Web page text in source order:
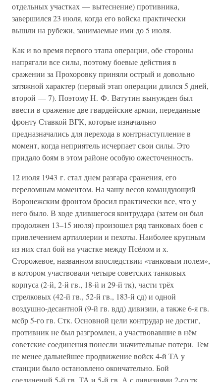
отдельных участках — вытеснение) противника,
завершился 23 июля, когда его войска практически
вышли на рубежи, занимаемые ими до 5 июля.
Как и во время первого этапа операции, обе стороны
напрягали все силы, поэтому боевые действия в
сражении за Прохоровку приняли острый и довольно
затяжной характер (первый этап операции длился 5 дней,
второй — 7). Поэтому Н. Ф. Ватутин вынужден был
ввести в сражение две гвардейские армии, переданные
фронту Ставкой ВГК, которые изначально
предназначались для перехода в контрнаступление в
момент, когда неприятель исчерпает свои силы. Это
придало боям в этом районе особую ожесточенность.
12 июля 1943 г. стал днем разгара сражения, его
переломным моментом. На чашу весов командующий
Воронежским фронтом бросил практически все, что у
него было. В ходе длившегося контрудара (затем он был
продолжен 13–15 июля) произошел ряд танковых боев с
привлечением артиллерии и пехоты. Наиболее крупным
из них стал бой на участке между Псёлом и х.
Сторожевое, названном впоследствии «танковым полем»,
в котором участвовали четыре советских танковых
корпуса (2-й, 2-й гв., 18-й и 29-й тк), части трёх
стрелковых (42-й гв., 52-й гв., 183-й сд) и одной
воздушно-десантной (9-й гв. вдд) дивизии, а также 6-я гв.
мсбр 5-го гв. Стк. Основной цели контрудар не достиг,
противник не был разгромлен, а участвовавшие в нём
советские соединения понесли значительные потери. Тем
не менее дальнейшее продвижение войск 4-й ТА у
станции было остановлено окончательно. Бой
соединений 5-й гв. ТА и 5-й гв. А с дивизиями 2-го тк